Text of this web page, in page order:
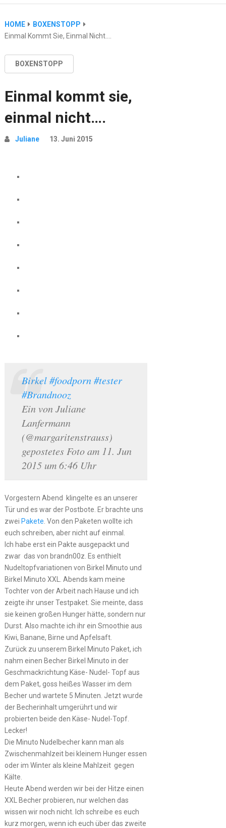
HOME
BOXENSTOPP
Einmal Kommt Sie, Einmal Nicht….
BOXENSTOPP
Einmal kommt sie,
einmal nicht….
Juliane 13. Juni 2015
Birkel #foodporn #tester
#Brandnooz
Ein von Juliane
Lanfermann
(@margaritenstrauss)
gepostetes Foto am 11. Jun
2015 um 6:46 Uhr
Vorgestern Abend klingelte es an unserer
Tür und es war der Postbote. Er brachte uns
zwei Pakete . Von den Paketen wollte ich
euch schreiben, aber nicht auf einmal.
Ich habe erst ein Pakte ausgepackt und
zwar das von brandn00z. Es enthielt
Nudeltopfvariationen von Birkel Minuto und
Birkel Minuto XXL. Abends kam meine
Tochter von der Arbeit nach Hause und ich
zeigte ihr unser Testpaket. Sie meinte, dass
sie keinen großen Hunger hätte, sondern nur
Durst. Also machte ich ihr ein Smoothie aus
Kiwi, Banane, Birne und Apfelsaft.
Zurück zu unserem Birkel Minuto Paket, ich
nahm einen Becher Birkel Minuto in der
Geschmackrichtung Käse- Nudel- Topf aus
dem Paket, goss heißes Wasser im dem
Becher und wartete 5 Minuten. Jetzt wurde
der Becherinhalt umgerührt und wir
probierten beide den Käse- Nudel-Topf.
Lecker!
Die Minuto Nudelbecher kann man als
Zwischenmahlzeit bei kleinem Hunger essen
oder im Winter als kleine Mahlzeit gegen
Kälte.
Heute Abend werden wir bei der Hitze einen
XXL Becher probieren, nur welchen das
wissen wir noch nicht. Ich schreibe es euch
kurz morgen, wenn ich euch über das zweite